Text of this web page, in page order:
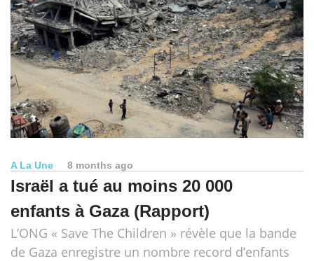
A La Une 8 months ago
Israël a tué au moins 20 000
enfants à Gaza (Rapport)
L’ONG « Save The Children » révèle que la bande
de Gaza enregistre un nombre record d’enfants